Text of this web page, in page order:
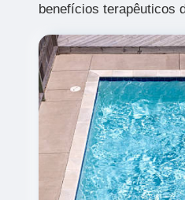
benefícios terapêuticos